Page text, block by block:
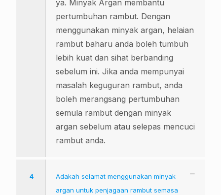
ya. Minyak Argan membantu
pertumbuhan rambut. Dengan
menggunakan minyak argan, helaian
rambut baharu anda boleh tumbuh
lebih kuat dan sihat berbanding
sebelum ini. Jika anda mempunyai
masalah keguguran rambut, anda
boleh merangsang pertumbuhan
semula rambut dengan minyak
argan sebelum atau selepas mencuci
rambut anda.
4
Adakah selamat menggunakan minyak
argan untuk penjagaan rambut semasa